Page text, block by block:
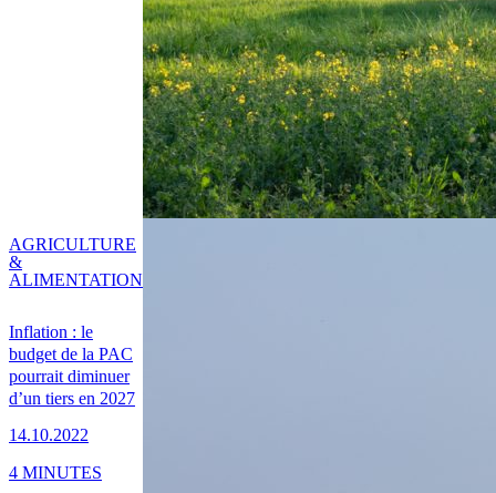
Inflation : le
budget de la PAC
pourrait diminuer
d’un tiers en 2027
14.10.2022
AGRICULTURE
&
ALIMENTATION
4 MINUTES